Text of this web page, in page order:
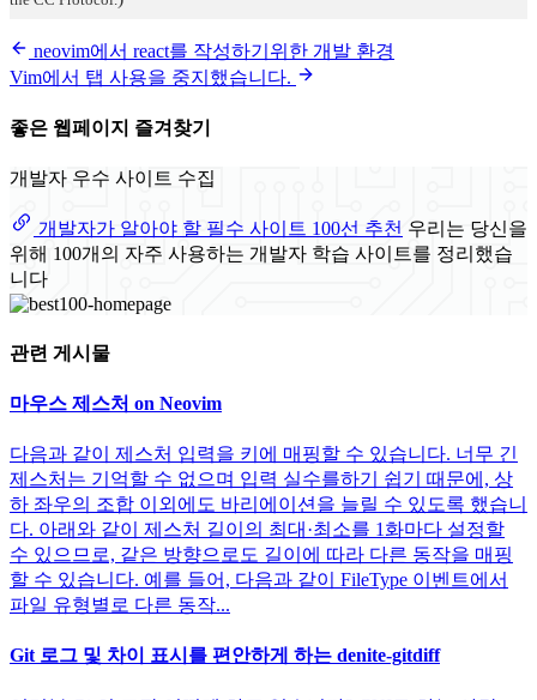
neovim에서 react를 작성하기위한 개발 환경
Vim에서 탭 사용을 중지했습니다.
좋은 웹페이지 즐겨찾기
개발자 우수 사이트 수집
개발자가 알아야 할 필수 사이트 100선 추천 우리는 당신을
위해 100개의 자주 사용하는 개발자 학습 사이트를 정리했습
니다
관련 게시물
마우스 제스처 on Neovim
다음과 같이 제스처 입력을 키에 매핑할 수 있습니다. 너무 긴
제스처는 기억할 수 없으며 입력 실수를하기 쉽기 때문에, 상
하 좌우의 조합 이외에도 바리에이션을 늘릴 수 있도록 했습니
다. 아래와 같이 제스처 길이의 최대·최소를 1화마다 설정할
수 있으므로, 같은 방향으로도 길이에 따라 다른 동작을 매핑
할 수 있습니다. 예를 들어, 다음과 같이 FileType 이벤트에서
파일 유형별로 다른 동작...
Git 로그 및 차이 표시를 편안하게 하는 denite-gitdiff